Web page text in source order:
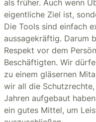
als früher. Auch wenn
eigentliche Ziel ist,
Die Tools sind einfach
aussagekräftig. Darum
Respekt vor dem
Beschäftigten. Wir
zu einem gläsernen
wir all die
Jahren aufgebaut
ein gutes Mittel, um